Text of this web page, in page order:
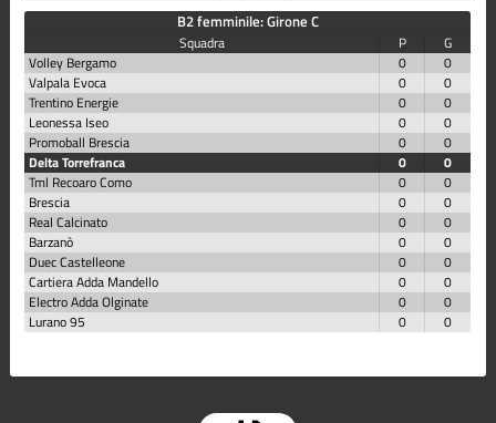
B2 femminile: Girone C
Squadra P
G
Volley Bergamo
0
0
Valpala Evoca
0
0
Trentino Energie
0
0
Leonessa Iseo
0
0
Promoball Brescia
0
0
Delta Torrefranca
0
0
Tml Recoaro Como
0
0
Brescia
0
0
Real Calcinato
0
0
Barzanò
0
0
Duec Castelleone
0
0
Cartiera Adda Mandello
0
0
Electro Adda Olginate
0
0
Lurano 95
0 0